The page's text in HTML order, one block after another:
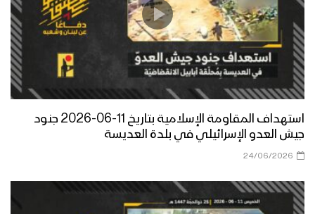
استهداف المقاومة الإسلامية بتاريخ 11-06-2026 جنود
جيش العدو الإسرائيلي في بلدة العديسة
24/06/2026